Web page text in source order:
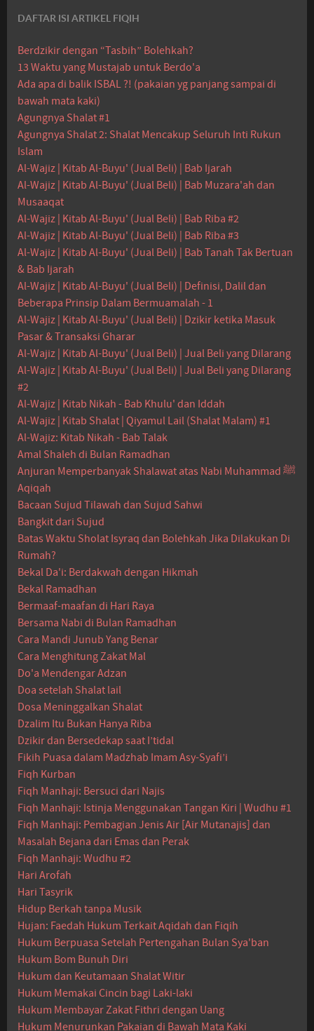
DAFTAR ISI ARTIKEL FIQIH
Berdzikir dengan “Tasbih” Bolehkah?
13 Waktu yang Mustajab untuk Berdo'a
Ada apa di balik ISBAL ?! (pakaian yg panjang sampai di
bawah mata kaki)
Agungnya Shalat #1
Agungnya Shalat 2: Shalat Mencakup Seluruh Inti Rukun
Islam
Al-Wajiz | Kitab Al-Buyu' (Jual Beli) | Bab Ijarah
Al-Wajiz | Kitab Al-Buyu' (Jual Beli) | Bab Muzara'ah dan
Musaaqat
Al-Wajiz | Kitab Al-Buyu' (Jual Beli) | Bab Riba #2
Al-Wajiz | Kitab Al-Buyu' (Jual Beli) | Bab Riba #3
Al-Wajiz | Kitab Al-Buyu' (Jual Beli) | Bab Tanah Tak Bertuan
& Bab Ijarah
Al-Wajiz | Kitab Al-Buyu' (Jual Beli) | Definisi, Dalil dan
Beberapa Prinsip Dalam Bermuamalah - 1
Al-Wajiz | Kitab Al-Buyu' (Jual Beli) | Dzikir ketika Masuk
Pasar & Transaksi Gharar
Al-Wajiz | Kitab Al-Buyu' (Jual Beli) | Jual Beli yang Dilarang
Al-Wajiz | Kitab Al-Buyu' (Jual Beli) | Jual Beli yang Dilarang
#2
Al-Wajiz | Kitab Nikah - Bab Khulu' dan Iddah
Al-Wajiz | Kitab Shalat | Qiyamul Lail (Shalat Malam) #1
Al-Wajiz: Kitab Nikah - Bab Talak
Amal Shaleh di Bulan Ramadhan
Anjuran Memperbanyak Shalawat atas Nabi Muhammad ﷺ
Aqiqah
Bacaan Sujud Tilawah dan Sujud Sahwi
Bangkit dari Sujud
Batas Waktu Sholat Isyraq dan Bolehkah Jika Dilakukan Di
Rumah?
Bekal Da'i: Berdakwah dengan Hikmah
Bekal Ramadhan
Bermaaf-maafan di Hari Raya
Bersama Nabi di Bulan Ramadhan
Cara Mandi Junub Yang Benar
Cara Menghitung Zakat Mal
Do'a Mendengar Adzan
Doa setelah Shalat lail
Dosa Meninggalkan Shalat
Dzalim Itu Bukan Hanya Riba
Dzikir dan Bersedekap saat I’tidal
Fikih Puasa dalam Madzhab Imam Asy-Syafi’i
Fiqh Kurban
Fiqh Manhaji: Bersuci dari Najis
Fiqh Manhaji: Istinja Menggunakan Tangan Kiri | Wudhu #1
Fiqh Manhaji: Pembagian Jenis Air [Air Mutanajis] dan
Masalah Bejana dari Emas dan Perak
Fiqh Manhaji: Wudhu #2
Hari Arofah
Hari Tasyrik
Hidup Berkah tanpa Musik
Hujan: Faedah Hukum Terkait Aqidah dan Fiqih
Hukum Berpuasa Setelah Pertengahan Bulan Sya'ban
Hukum Bom Bunuh Diri
Hukum dan Keutamaan Shalat Witir
Hukum Memakai Cincin bagi Laki-laki
Hukum Membayar Zakat Fithri dengan Uang
Hukum Menurunkan Pakaian di Bawah Mata Kaki